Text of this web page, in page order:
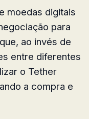
moedas digitais
para
ao invés de
entre diferentes
o Tether
a compra e